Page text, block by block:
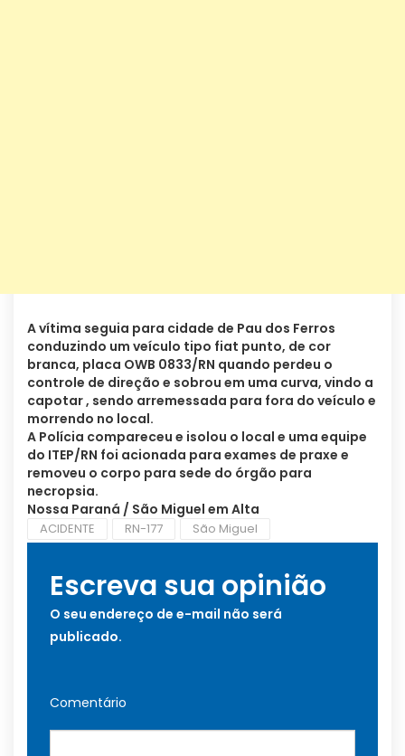
A vítima seguia para cidade de Pau dos Ferros
conduzindo um veículo tipo fiat punto, de cor
branca, placa OWB 0833/RN quando perdeu o
controle de direção e sobrou em uma curva, vindo a
capotar , sendo arremessada para fora do veículo e
morrendo no local.
A Polícia compareceu e isolou o local e uma equipe
do ITEP/RN foi acionada para exames de praxe e
removeu o corpo para sede do órgão para
necropsia.
Nossa Paraná / São Miguel em Alta
ACIDENTE RN-177 São Miguel
Escreva sua opinião
O seu endereço de e-mail não será
publicado.
Comentário